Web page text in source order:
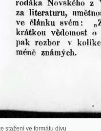
ve formátu djvu